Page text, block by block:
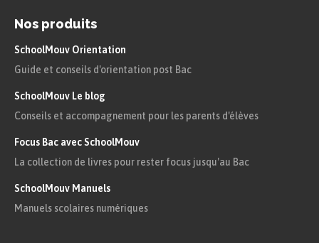
Nos produits
SchoolMouv Orientation
Guide et conseils d'orientation post Bac
SchoolMouv Le blog
Conseils et accompagnement pour les parents d'élèves
Focus Bac avec SchoolMouv
La collection de livres pour rester focus jusqu'au Bac
SchoolMouv Manuels
Manuels scolaires numériques